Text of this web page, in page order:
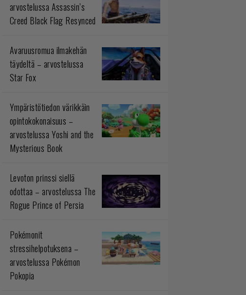
arvostelussa Assassin’s
Creed Black Flag Resynced
Avaruusromua ilmakehän
täydeltä – arvostelussa
Star Fox
Ympäristötiedon värikkäin
opintokokonaisuus –
arvostelussa Yoshi and the
Mysterious Book
Levoton prinssi siellä
odottaa – arvostelussa The
Rogue Prince of Persia
Pokémonit
stressihelpotuksena –
arvostelussa Pokémon
Pokopia